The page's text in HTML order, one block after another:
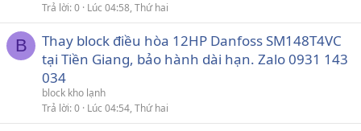
Trả lời 0 Lúc 04:58, Thứ hai
B
Thay block điều hòa 12HP Danfoss SM148T4VC
tại Tiền Giang, bảo hành dài hạn. Zalo 0931 143
034
block kho lạnh
Trả lời 0 Lúc 04:54, Thứ hai